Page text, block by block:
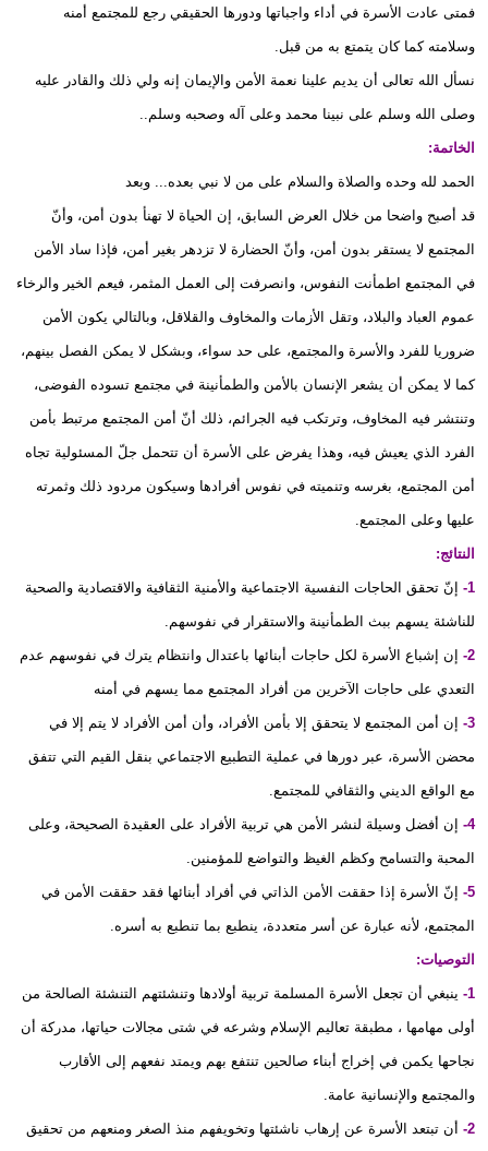
فمتى عادت الأسرة في أداء واجباتها ودورها الحقيقي رجع للمجتمع أمنه
وسلامته كما كان يتمتع به من قبل.
نسأل الله تعالى أن يديم علينا نعمة الأمن والإيمان إنه ولي ذلك والقادر عليه
وصلى الله وسلم على نبينا محمد وعلى آله وصحبه وسلم..
الخاتمة:
الحمد لله وحده والصلاة والسلام على من لا نبي بعده... وبعد
قد أصبح واضحا من خلال العرض السابق، إن الحياة لا تهنأ بدون أمن، وأنّ
المجتمع لا يستقر بدون أمن، وأنّ الحضارة لا تزدهر بغير أمن، فإذا ساد الأمن
في المجتمع اطمأنت النفوس، وانصرفت إلى العمل المثمر، فيعم الخير والرخاء
عموم العباد والبلاد، وتقل الأزمات والمخاوف والقلاقل، وبالتالي يكون الأمن
ضروريا للفرد والأسرة والمجتمع، على حد سواء، وبشكل لا يمكن الفصل بينهم،
كما لا يمكن أن يشعر الإنسان بالأمن والطمأنينة في مجتمع تسوده الفوضى،
وتنتشر فيه المخاوف، وترتكب فيه الجرائم، ذلك أنّ أمن المجتمع مرتبط بأمن
الفرد الذي يعيش فيه، وهذا يفرض على الأسرة أن تتحمل جلّ المسئولية تجاه
أمن المجتمع، بغرسه وتنميته في نفوس أفرادها وسيكون مردود ذلك وثمرته
عليها وعلى المجتمع.
النتائج:
1- إنّ تحقق الحاجات النفسية الاجتماعية والأمنية الثقافية والاقتصادية والصحية
للناشئة يسهم ببث الطمأنينة والاستقرار في نفوسهم.
2- إن إشباع الأسرة لكل حاجات أبنائها باعتدال وانتظام يترك في نفوسهم عدم
التعدي على حاجات الآخرين من أفراد المجتمع مما يسهم في أمنه
3- إن أمن المجتمع لا يتحقق إلا بأمن الأفراد، وأن أمن الأفراد لا يتم إلا في
محضن الأسرة، عبر دورها في عملية التطبيع الاجتماعي بنقل القيم التي تتفق
مع الواقع الديني والثقافي للمجتمع.
4- إن أفضل وسيلة لنشر الأمن هي تربية الأفراد على العقيدة الصحيحة، وعلى
المحبة والتسامح وكظم الغيظ والتواضع للمؤمنين.
5- إنّ الأسرة إذا حققت الأمن الذاتي في أفراد أبنائها فقد حققت الأمن في
المجتمع، لأنه عبارة عن أسر متعددة، ينطبع بما تنطبع به أسره.
التوصيات:
1- ينبغي أن تجعل الأسرة المسلمة تربية أولادها وتنشئتهم التنشئة الصالحة من
أولى مهامها ، مطبقة تعاليم الإسلام وشرعه في شتى مجالات حياتها، مدركة أن
نجاحها يكمن في إخراج أبناء صالحين تنتفع بهم ويمتد نفعهم إلى الأقارب
والمجتمع والإنسانية عامة.
2- أن تبتعد الأسرة عن إرهاب ناشئتها وتخويفهم منذ الصغر ومنعهم من تحقيق